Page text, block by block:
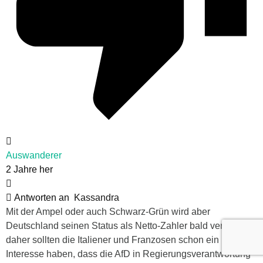
Auswanderer
2 Jahre her
Antworten an
Kassandra
Mit der Ampel oder auch Schwarz-Grün wird aber
Deutschland seinen Status als Netto-Zahler bald verlieren,
daher sollten die Italiener und Franzosen schon ein
Interesse haben, dass die AfD in Regierungsverantwortung